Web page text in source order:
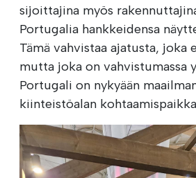
sijoittajina myös
Portugalia hankkeidensa
Tämä vahvistaa ajatusta, joka
mutta joka on vahvistumassa
Portugali on nykyään
kiinteistöalan